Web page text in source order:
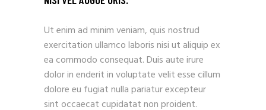
Ut enim ad minim veniam, quis nostrud
exercitation ullamco laboris nisi ut aliquip ex
ea commodo consequat. Duis aute irure
dolor in enderit in voluptate velit esse cillum
dolore eu fugiat nulla pariatur excepteur
sint occaecat cupidatat non proident.